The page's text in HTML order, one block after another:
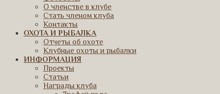
О членстве в клубе
Стать членом клуба
Контакты
ОХОТА И РЫБАЛКА
Отчеты об охоте
Клубные охоты и рыбалки
ИНФОРМАЦИЯ
Проекты
Статьи
Награды клуба